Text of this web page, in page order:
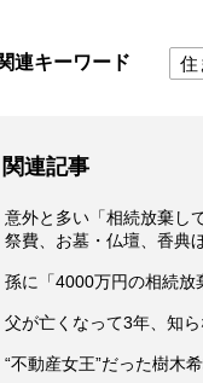
連キーワード 住
関連記事
意外と多い「相続放棄し
祭費、お墓・仏壇、香典
孫に「4000万円の相続放
父が亡くなって3年、知
“不動産女王”だった樹木